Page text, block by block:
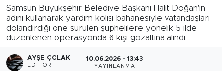
Samsun Büyükşehir Belediye Başkanı Halit Doğan'ın
adını kullanarak yardım kolisi bahanesiyle vatandaşları
dolandırdığı öne sürülen şüphelilere yönelik 5 ilde
düzenlenen operasyonda 6 kişi gözaltına alındı.
AYŞE ÇOLAK
EDITÖR
10.06.2026 - 13:43
YAYINLANMA
Tüm Manşetler
Son Dakika Haberleri
Haber Arşivi